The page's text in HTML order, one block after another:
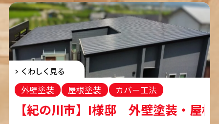
くわしく見る
【紀の川市】I様邸 外壁塗装・屋根
外壁塗装 屋根塗装
カバー工法
コーキング工事